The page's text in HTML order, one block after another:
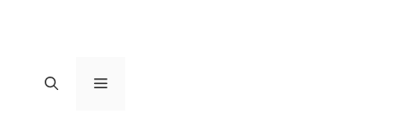
القائمة